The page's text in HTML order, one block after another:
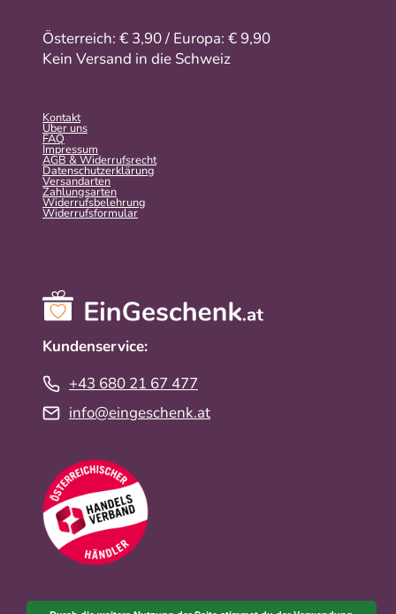
Österreich: € 3,90 / Europa: € 9,90
Kein Versand in die Schweiz
Kontakt
Über uns
FAQ
Impressum
AGB & Widerrufsrecht
Datenschutzerklärung
Versandarten
Zahlungsarten
Widerrufsbelehrung
Widerrufs­formular
Kundenservice:
+43 680 21 67 477
info@eingeschenk.at